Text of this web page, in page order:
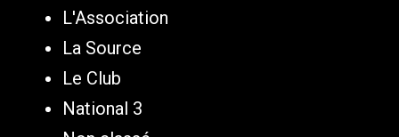
L'Association
La Source
Le Club
National 3